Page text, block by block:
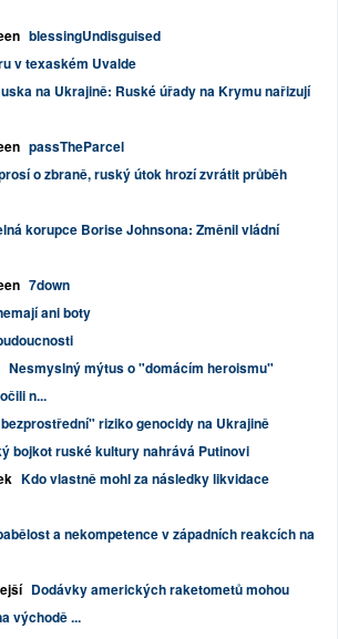
blessingUndisguised
v texaském Uvalde
na Ukrajině: Ruské úřady na Krymu nařizují
passTheParcel
o zbraně, ruský útok hrozí zvrátit průběh
korupce Borise Johnsona: Změnil vládní
7down
ani boty
Nesmyslný mýtus o "domácím heroismu"
n...
riziko genocidy na Ukrajině
bojkot ruské kultury nahrává Putinovi
Kdo vlastně mohl za následky likvidace
a nekompetence v západních reakcích na
Dodávky amerických raketometů mohou
východě ...